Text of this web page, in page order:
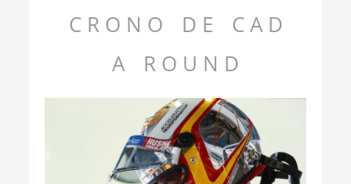
C R O N O D E
C A D
A__ R O U N D